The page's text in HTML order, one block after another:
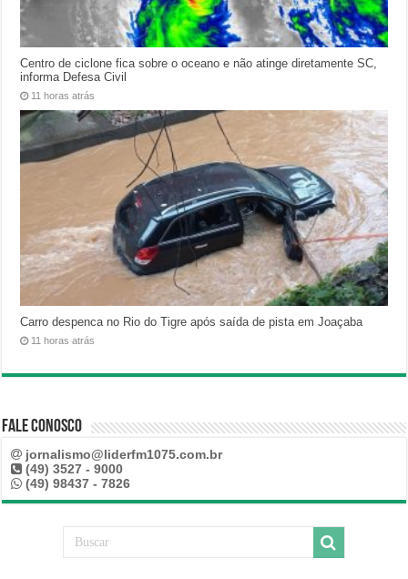
Centro de ciclone fica sobre o oceano e não atinge diretamente SC,
informa Defesa Civil
11 horas atrás
Carro despenca no Rio do Tigre após saída de pista em Joaçaba
11 horas atrás
Fale Conosco
jornalismo@liderfm1075.com.br
(49) 3527 - 9000
(49) 98437 - 7826